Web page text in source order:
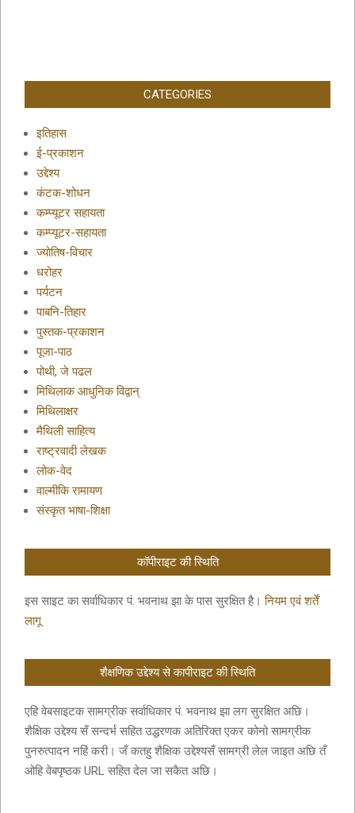
CATEGORIES
इतिहास
ई-प्रकाशन
उद्देश्य
कंटक-शोधन
कम्प्यूटर सहायता
कम्प्यूटर-सहायता
ज्योतिष-विचार
धरोहर
पर्यटन
पाबनि-तिहार
पुस्तक-प्रकाशन
पूजा-पाठ
पोथी, जे पढल
मिथिलाक आधुनिक विद्वान्
मिथिलाक्षर
मैथिली साहित्य
राष्ट्रवादी लेखक
लोक-वेद
वाल्मीकि रामायण
संस्कृत भाषा-शिक्षा
कॉपीराइट की स्थिति
इस साइट का सर्वाधिकार पं. भवनाथ झा के पास सुरक्षित है।नियम एवं शर्तें
लागू
शैक्षणिक उद्देश्य से कापीराइट की स्थिति
एहि वेबसाइटक सामग्रीक सर्वाधिकार पं. भवनाथ झा लग सुरक्षित अछि।
शैक्षिक उद्देश्य सँ सन्दर्भ सहित उद्धरणक अतिरिक्त एकर कोनो सामग्रीक
पुनरुत्पादन नहिं करी। जँ कतहु शैक्षिक उद्देश्यसँ सामग्री लेल जाइत अछि तँ
ओहि वेबपृष्ठक URL सहित देल जा सकैत अछि।